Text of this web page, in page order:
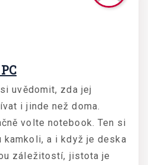
uvědomit, zda jej
i jinde než doma.
volte notebook. Ten si
a i když je deska
záležitostí, jistota je